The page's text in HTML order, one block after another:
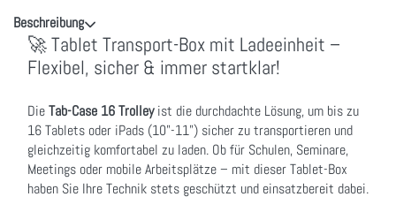
Beschreibung
🚀 Tablet Transport-Box mit Ladeeinheit –
Flexibel, sicher & immer startklar!
DieTab-Case 16 Trolleyist die durchdachte Lösung, um bis zu
16 Tablets oder iPads (10"-11") sicher zu transportieren und
gleichzeitig komfortabel zu laden. Ob für Schulen, Seminare,
Meetings oder mobile Arbeitsplätze – mit dieser Tablet-Box
haben Sie Ihre Technik stets geschützt und einsatzbereit dabei.